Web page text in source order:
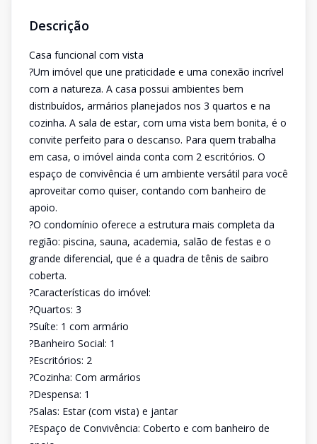
Descrição
Casa funcional com vista
?Um imóvel que une praticidade e uma conexão incrível
com a natureza. A casa possui ambientes bem
distribuídos, armários planejados nos 3 quartos e na
cozinha. A sala de estar, com uma vista bem bonita, é o
convite perfeito para o descanso. Para quem trabalha
em casa, o imóvel ainda conta com 2 escritórios. O
espaço de convivência é um ambiente versátil para você
aproveitar como quiser, contando com banheiro de
apoio.
?O condomínio oferece a estrutura mais completa da
região: piscina, sauna, academia, salão de festas e o
grande diferencial, que é a quadra de tênis de saibro
coberta.
?Características do imóvel:
?Quartos: 3
?Suíte: 1 com armário
?Banheiro Social: 1
?Escritórios: 2
?Cozinha: Com armários
?Despensa: 1
?Salas: Estar (com vista) e jantar
?Espaço de Convivência: Coberto e com banheiro de